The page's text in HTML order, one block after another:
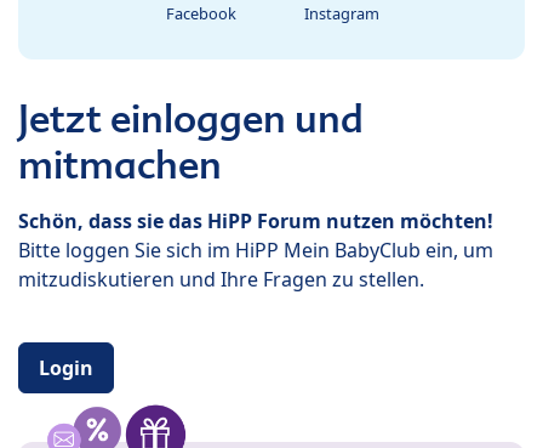
Facebook Instagram
Jetzt einloggen und
mitmachen
Schön, dass sie das HiPP Forum nutzen möchten!
Bitte loggen Sie sich im HiPP Mein BabyClub ein, um
mitzudiskutieren und Ihre Fragen zu stellen.
Login